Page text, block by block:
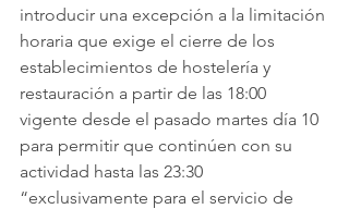
introducir una excepción a la limitación
horaria que exige el cierre de los
establecimientos de hostelería y
restauración a partir de las 18:00
vigente desde el pasado martes día 10
para permitir que continúen con su
actividad hasta las 23:30
“exclusivamente para el servicio de